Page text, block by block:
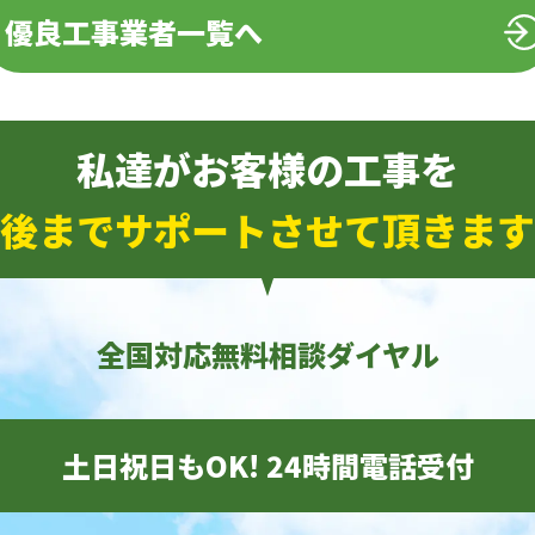
優良工事業者一覧へ
私達がお客様の工事を
までサポートさせて頂きま
全国対応無料相談ダイヤル
土日祝日もOK! 24時間電話受付